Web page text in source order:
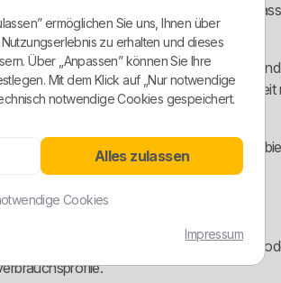
Georgensgmünd für Strom, Wasser,
Netzgebiet auf.
der Gemeinde
um eine kommunale
Für Kunden außerhalb dieses
aufgebaut. Zu den genannten
ermöglichen Sie uns, Ihnen über
zu erhalten und dieses
Über „Anpassen” können Sie Ihre
Mit dem Klick auf „Nur notwendige
notwendige Cookies gespeichert.
Alles zulassen
Cookies
Impressum